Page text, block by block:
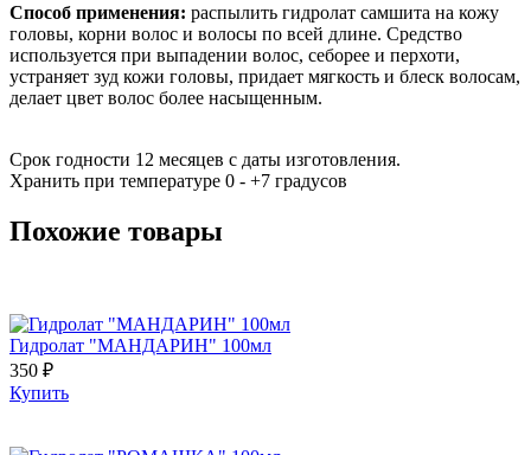
Способ применения: распылить гидролат самшита на кожу
головы, корни волос и волосы по всей длине. Средство
используется при выпадении волос, себорее и перхоти,
устраняет зуд кожи головы, придает мягкость и блеск волосам,
делает цвет волос более насыщенным.
Срок годности 12 месяцев с даты изготовления.
Хранить при температуре 0 - +7 градусов
Похожие товары
Гидролат "МАНДАРИН" 100мл
350 ₽
Купить